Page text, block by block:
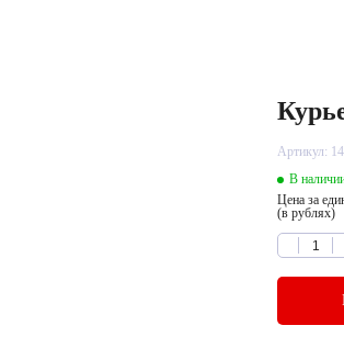
Артикул:
В
Цена за
(в рублях)